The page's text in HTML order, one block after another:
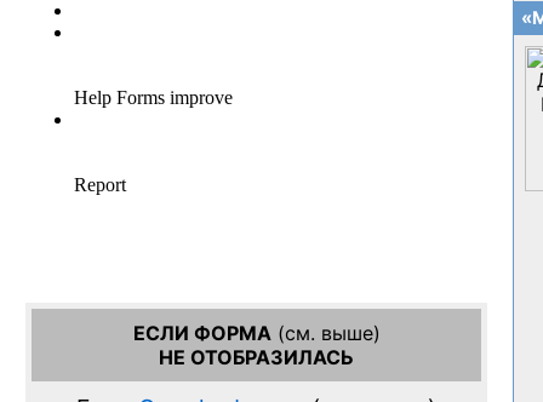
ЕСЛИ ФОРМА(см. выше)
НЕ ОТОБРАЗИЛАСЬ